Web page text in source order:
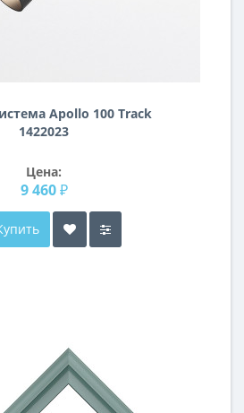
Apollo 100 Track
1422023
Цена:
9 460 ₽